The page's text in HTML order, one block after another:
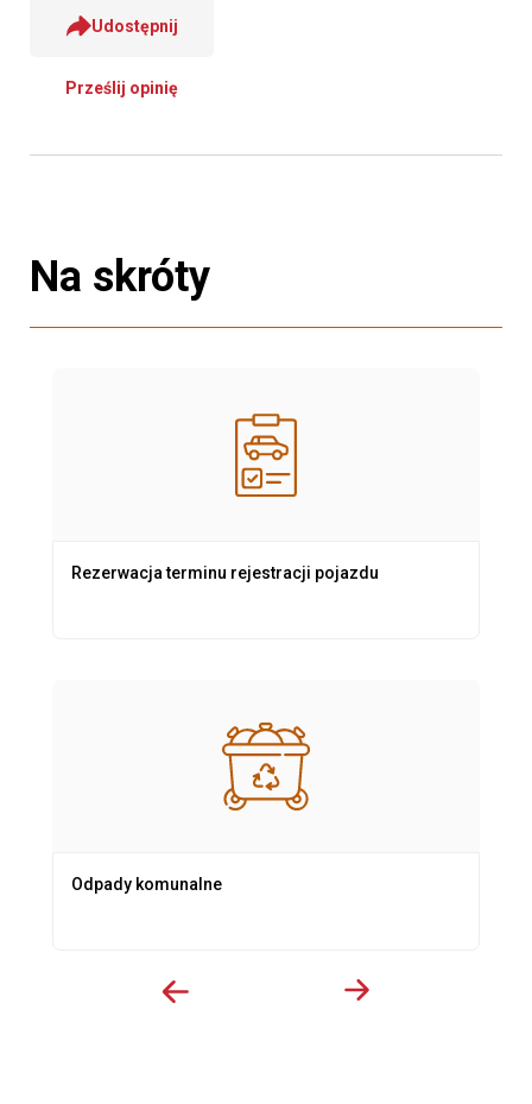
Udostępnij
Prześlij opinię
Na skróty
Rezerwacja terminu rejestracji pojazdu
Odpady komunalne